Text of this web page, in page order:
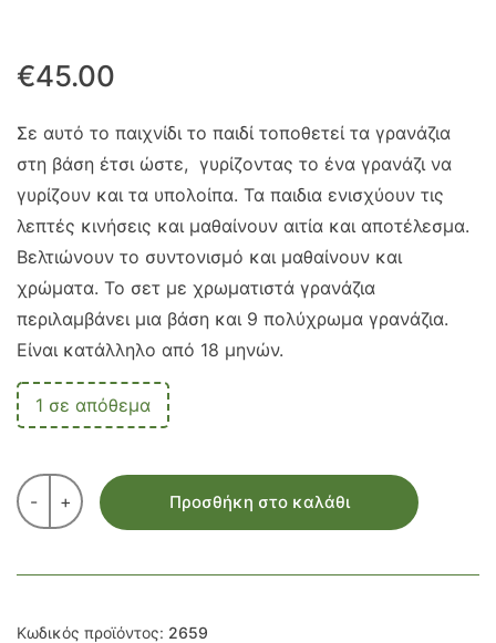
€45.00
Σε αυτό το παιχνίδι το παιδί τοποθετεί τα γρανάζια
στη βάση έτσι ώστε, γυρίζοντας το ένα γρανάζι να
γυρίζουν και τα υπολοίπα. Τα παιδια ενισχύουν τις
λεπτές κινήσεις και μαθαίνουν αιτία και αποτέλεσμα.
Βελτιώνουν το συντονισμό και μαθαίνουν και
χρώματα. Το σετ με χρωματιστά γρανάζια
περιλαμβάνει μια βάση και 9 πολύχρωμα γρανάζια.
Είναι κατάλληλο από 18 μηνών.
1 σε απόθεμα
- + Προσθήκη στο καλάθι
Κωδικός προϊόντος: 2659